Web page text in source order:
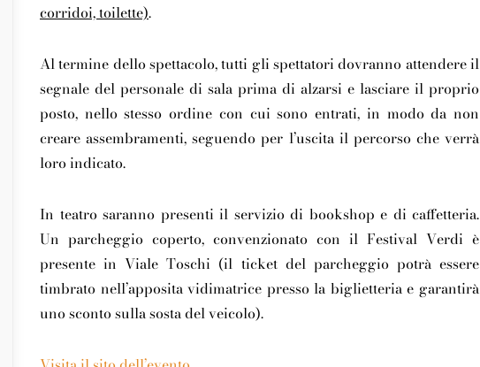
corridoi, toilette).
Al termine dello spettacolo, tutti gli spettatori dovranno attendere il
segnale del personale di sala prima di alzarsi e lasciare il proprio
posto, nello stesso ordine con cui sono entrati, in modo da non
creare assembramenti, seguendo per l’uscita il percorso che verrà
loro indicato.
In teatro saranno presenti il servizio di bookshop e di caffetteria.
Un parcheggio coperto, convenzionato con il Festival Verdi è
presente in Viale Toschi (il ticket del parcheggio potrà essere
timbrato nell’apposita vidimatrice presso la biglietteria e garantirà
uno sconto sulla sosta del veicolo).